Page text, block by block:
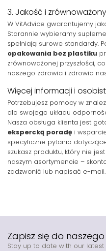
3. Jakość i
W VitAdvice gwarantujemy
Starannie wybieramy
spełniają surowe standardy.
opakowania bez plastiku
zrównoważonej przyszłości,
naszego zdrowia i zdrowia
Więcej informacji i
Potrzebujesz pomocy w
dla swojego układu
Nasza obsługa klienta jest
ekspercką poradę i
specyficzne pytania
szukasz produktu, który nie
naszym asortymencie –
zadzwonić lub napisać e-mail.
Zapisz się do
Stay up to date with our latest